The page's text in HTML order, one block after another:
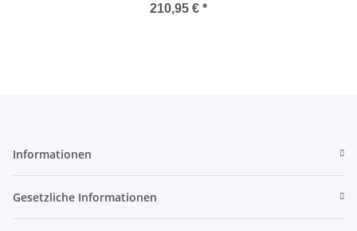
210,95 € *
Informationen
Gesetzliche Informationen